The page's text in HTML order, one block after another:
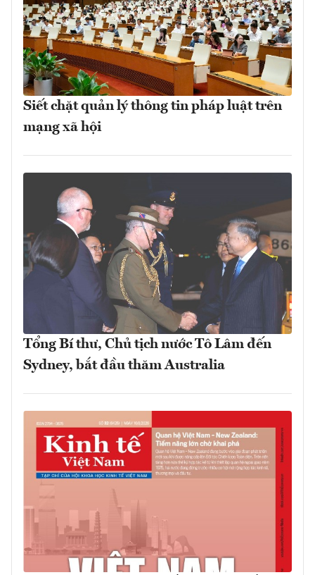
Siết chặt quản lý thông tin pháp luật trên
mạng xã hội
Tổng Bí thư, Chủ tịch nước Tô Lâm đến
Sydney, bắt đầu thăm Australia